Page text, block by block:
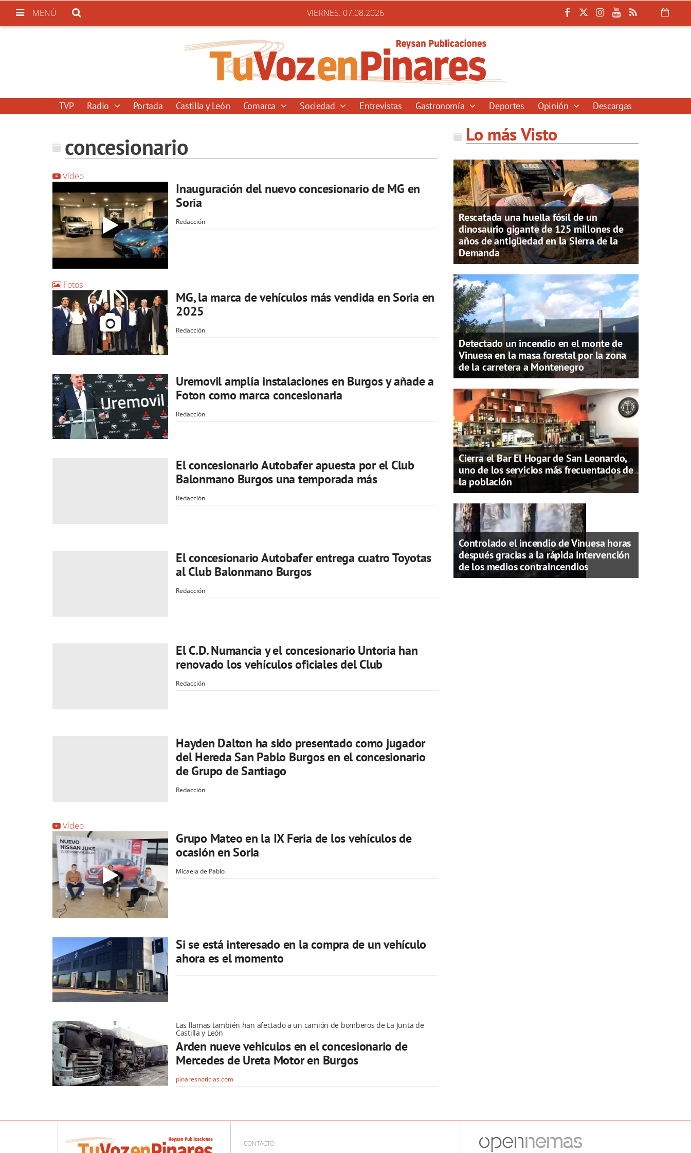
MENÚ VIERNES. 07.08.2026
TVP Radio Portada Castilla y León Comarca Sociedad Entrevistas Gastronomía Deportes Opinión Descargas
concesionario
Vídeo
Inauguración del nuevo concesionario de MG en
Soria
Redacción
Fotos
MG, la marca de vehículos más vendida en Soria en
2025
Redacción
Uremovil amplía instalaciones en Burgos y añade a
Foton como marca concesionaria
Redacción
El concesionario Autobafer apuesta por el Club
Balonmano Burgos una temporada más
Redacción
El concesionario Autobafer entrega cuatro Toyotas
al Club Balonmano Burgos
Redacción
El C.D. Numancia y el concesionario Untoria han
renovado los vehículos oficiales del Club
Redacción
Hayden Dalton ha sido presentado como jugador
del Hereda San Pablo Burgos en el concesionario
de Grupo de Santiago
Redacción
Vídeo
Grupo Mateo en la IX Feria de los vehículos de
ocasión en Soria
Micaela de Pablo
Si se está interesado en la compra de un vehículo
ahora es el momento
Las llamas también han afectado a un camión de bomberos de La Junta de
Castilla y León
Arden nueve vehiculos en el concesionario de
Mercedes de Ureta Motor en Burgos
pinaresnoticias.com
Lo más Visto
Rescatada una huella fósil de un
dinosaurio gigante de 125 millones de
años de antigüedad en la Sierra de la
Demanda
Detectado un incendio en el monte de
Vinuesa en la masa forestal por la zona
de la carretera a Montenegro
Cierra el Bar El Hogar de San Leonardo,
uno de los servicios más frecuentados de
la población
Controlado el incendio de Vinuesa horas
después gracias a la rápida intervención
de los medios contraincendios
CONTACTO